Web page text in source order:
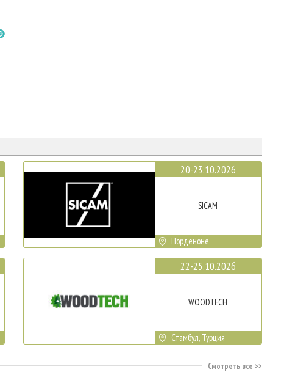
20-23.10.2026
SICAM
Порденоне
22-25.10.2026
WOODTECH
Стамбул, Турция
Смотреть все